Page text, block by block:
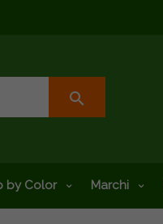
search
by Color Marchi